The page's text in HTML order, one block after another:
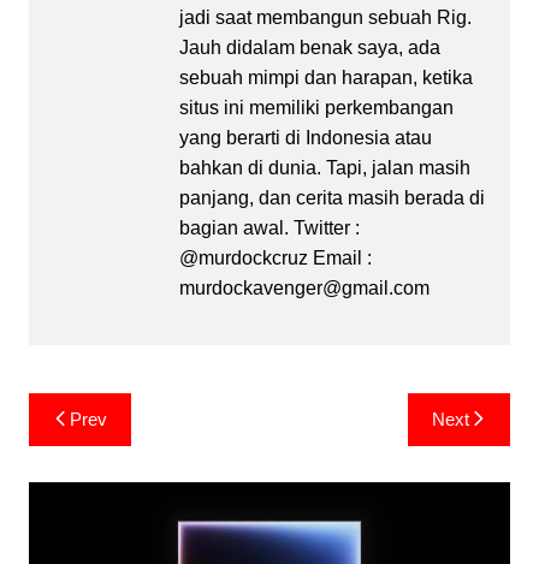
jadi saat membangun sebuah Rig.
Jauh didalam benak saya, ada
sebuah mimpi dan harapan, ketika
situs ini memiliki perkembangan
yang berarti di Indonesia atau
bahkan di dunia. Tapi, jalan masih
panjang, dan cerita masih berada di
bagian awal. Twitter :
@murdockcruz Email :
murdockavenger@gmail.com
Post
navigation
Prev Next